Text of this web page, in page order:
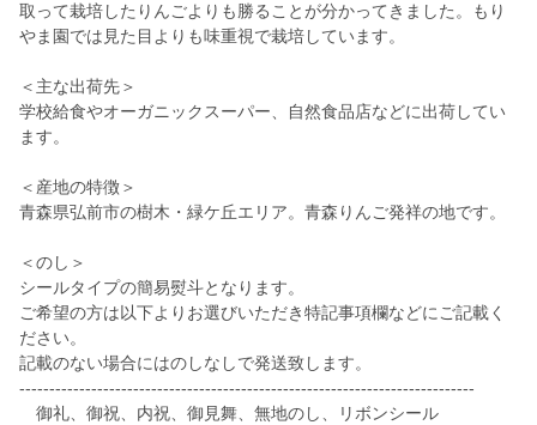
取って栽培したりんごよりも勝ることが分かってきました。もり
やま園では見た目よりも味重視で栽培しています。
＜主な出荷先＞
学校給食やオーガニックスーパー、自然食品店などに出荷してい
ます。
＜産地の特徴＞
青森県弘前市の樹木・緑ケ丘エリア。青森りんご発祥の地です。
＜のし＞
シールタイプの簡易熨斗となります。
ご希望の方は以下よりお選びいただき特記事項欄などにご記載く
ださい。
記載のない場合にはのしなしで発送致します。
----------------------------------------------------------------------------
御礼、御祝、内祝、御見舞、無地のし、リボンシール